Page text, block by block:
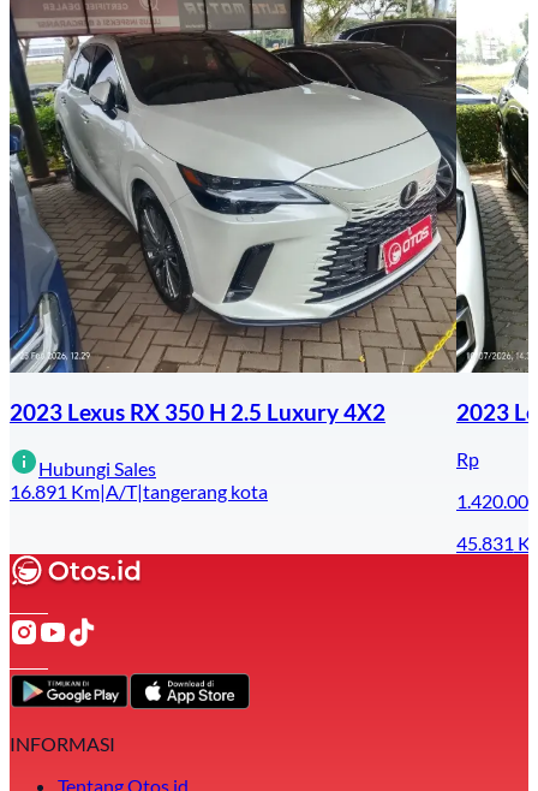
2023 Lexus RX 350 H 2.5 Luxury 4X2
Hubungi Sales
16.891 Km|A/T|tangerang kota
2023
Rp
45.831
INFORMASI
Tentang Otos.id